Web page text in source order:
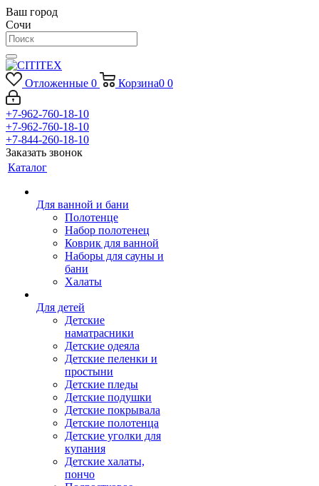
Ваш город
Сочи
Отложенные 0 Корзина0 0
+7-962-760-18-10
+7-962-760-18-10
+7-844-260-18-10
Заказать звонок
Каталог
Для ванной и бани
Полотенце
Набор полотенец
Коврик для ванной
Наборы для сауны и
бани
Халаты
Для детей
Детские
наматрасники
Детские одеяла
Детские пеленки и
простыни
Детские пледы
Детские подушки
Детские покрывала
Детские полотенца
Детские уголки для
купания
Детские халаты,
пончо